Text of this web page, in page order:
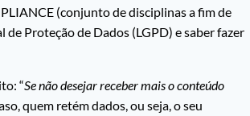
(conjunto de disciplinas a fim de
Proteção de Dados (LGPD) e saber fazer
“Se não desejar receber mais o conteúdo
quem retém dados, ou seja, o seu